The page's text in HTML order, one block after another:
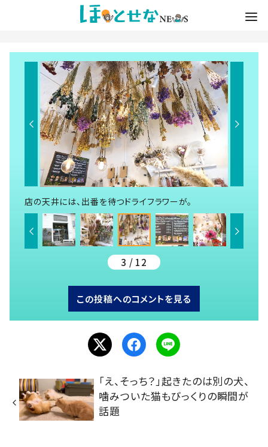
店の天井には、出番を待つドライフラワーが。
3 / 12
この投稿へのコメントを見る
「え、そっち？」起きたのは別の犬、
噛みついた猫もびっくりの瞬間が
話題